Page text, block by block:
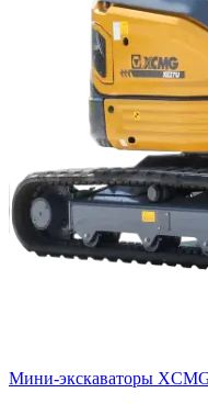
Мини-экскаваторы